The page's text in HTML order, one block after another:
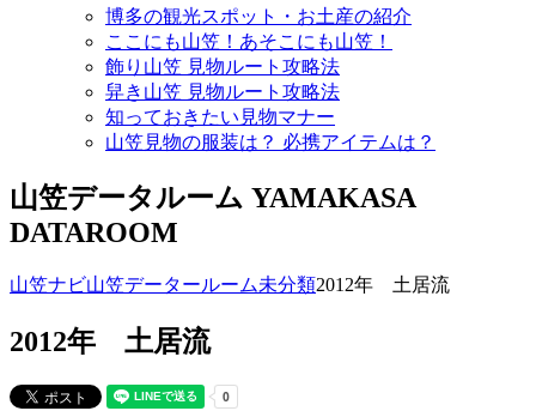
博多の観光スポット・お土産の紹介
ここにも山笠！あそこにも山笠！
飾り山笠 見物ルート攻略法
舁き山笠 見物ルート攻略法
知っておきたい見物マナー
山笠見物の服装は？ 必携アイテムは？
山笠データルーム YAMAKASA
DATAROOM
山笠ナビ山笠データールーム未分類2012年 土居流
2012年 土居流